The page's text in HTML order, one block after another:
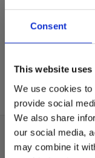
Consent
This website uses
We use cookies
provide social
We also share
our social media,
may combine it
Andersen T-1
showroommodel
De
woonaccessoires
In onze
designmeubelen
merken. Onder
Gelderland,
voordelig